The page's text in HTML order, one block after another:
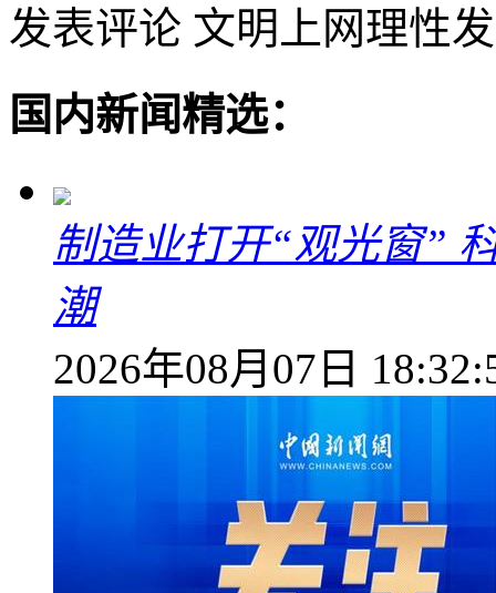
发表评论 文明上网理性
国内新闻精选：
制造业打开“观光窗”
潮
2026年08月07日